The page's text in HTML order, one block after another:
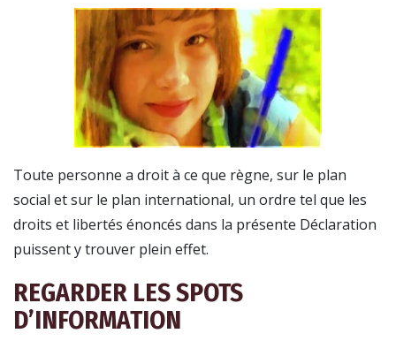
Toute personne a droit à ce que règne, sur le plan
social et sur le plan international, un ordre tel que les
droits et libertés énoncés dans la présente Déclaration
puissent y trouver plein effet.
REGARDER LES SPOTS
D’INFORMATION